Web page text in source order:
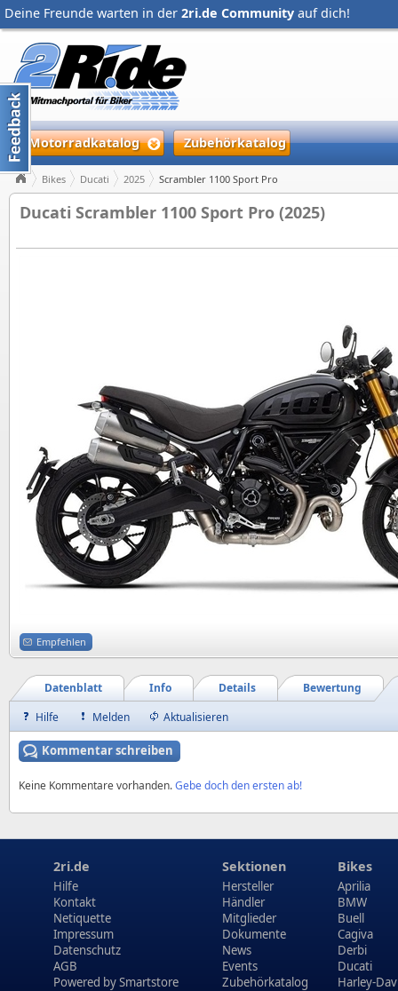
Deine Freunde warten in der 2ri.de Community auf dich!
Motorradkatalog Zubehörkatalog
Bikes Ducati 2025 Scrambler 1100 Sport Pro
Ducati Scrambler 1100 Sport Pro (2025)
Empfehlen
Bewertung
Details
Info
Datenblatt
Hilfe
Melden Aktualisieren
Kommentar schreiben
Keine Kommentare vorhanden.Gebe doch den ersten ab!
2ri.de
Hilfe
Kontakt
Netiquette
Impressum
Datenschutz
AGB
Powered bySmartstore
Sektionen
Hersteller
Händler
Mitglieder
Dokumente
News
Events
Zubehörkatalog
Bikes
Aprilia
BMW
Buell
Cagiva
Derbi
Ducati
Harley-